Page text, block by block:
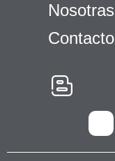
Nosotras
Contacto
Necesarias